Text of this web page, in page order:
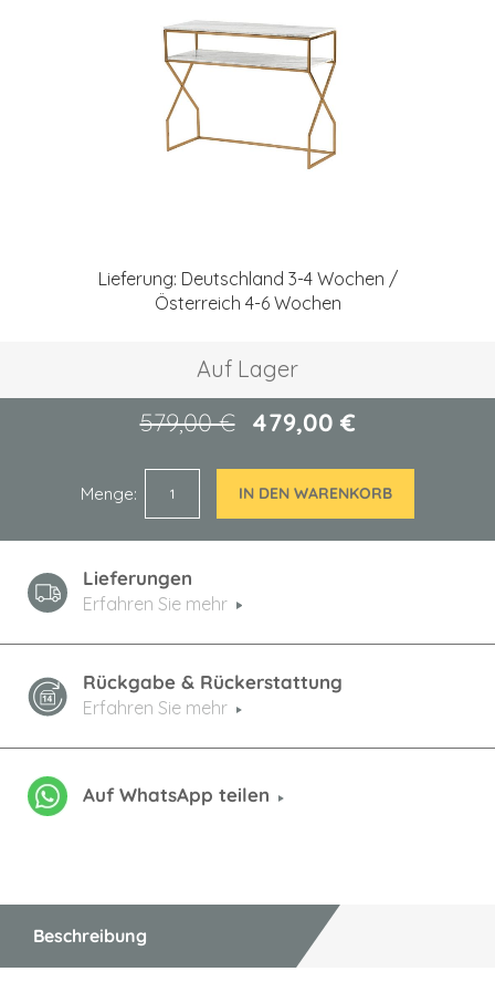
Lieferung: Deutschland 3-4 Wochen /
Österreich 4-6 Wochen
Auf Lager
479,00 €
579,00 €
Menge IN DEN WARENKORB
Lieferungen
Erfahren Sie mehr
Rückgabe & Rückerstattung
Erfahren Sie mehr
Auf WhatsApp teilen
Beschreibung